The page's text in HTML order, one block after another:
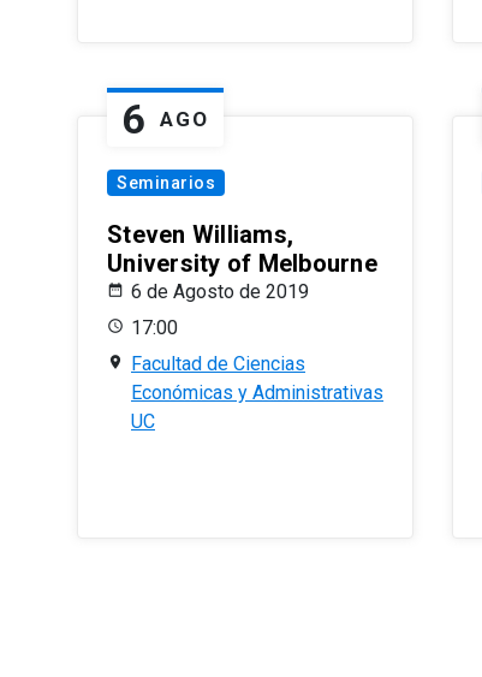
6 AGO
Seminarios
Steven Williams,
University of Melbourne
6 de Agosto de 2019
17:00
Facultad de Ciencias
Económicas y Administrativas
UC